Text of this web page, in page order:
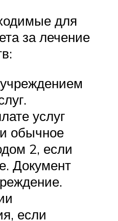
для
за лечение
услуг
обычное
2, если
Документ
если